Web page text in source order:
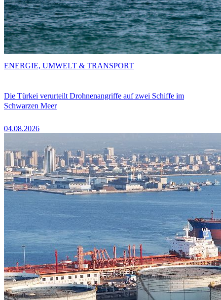
Die Türkei verurteilt Drohnenangriffe auf zwei Schiffe im
Schwarzen Meer
04.08.2026
ENERGIE, UMWELT & TRANSPORT